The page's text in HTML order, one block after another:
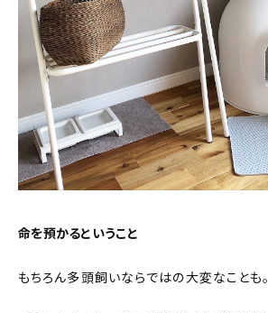
命を預かるということ
もちろん多頭飼いならではの大変なことも。